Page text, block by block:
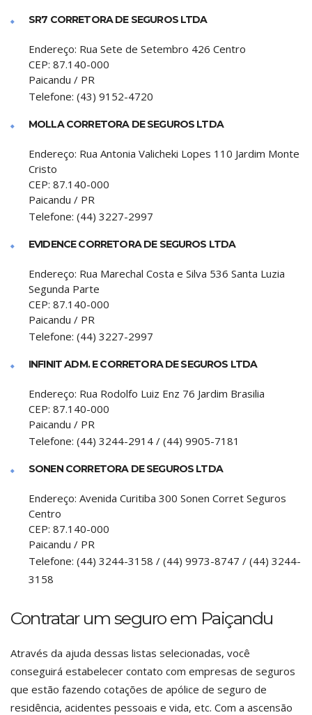
SR7 CORRETORA DE SEGUROS LTDA
Endereço: Rua Sete de Setembro 426 Centro
CEP: 87.140-000
Paicandu / PR
Telefone: (43) 9152-4720
MOLLA CORRETORA DE SEGUROS LTDA
Endereço: Rua Antonia Valicheki Lopes 110 Jardim Monte
Cristo
CEP: 87.140-000
Paicandu / PR
Telefone: (44) 3227-2997
EVIDENCE CORRETORA DE SEGUROS LTDA
Endereço: Rua Marechal Costa e Silva 536 Santa Luzia
Segunda Parte
CEP: 87.140-000
Paicandu / PR
Telefone: (44) 3227-2997
INFINIT ADM. E CORRETORA DE SEGUROS LTDA
Endereço: Rua Rodolfo Luiz Enz 76 Jardim Brasilia
CEP: 87.140-000
Paicandu / PR
Telefone: (44) 3244-2914 / (44) 9905-7181
SONEN CORRETORA DE SEGUROS LTDA
Endereço: Avenida Curitiba 300 Sonen Corret Seguros
Centro
CEP: 87.140-000
Paicandu / PR
Telefone: (44) 3244-3158 / (44) 9973-8747 / (44) 3244-
3158
Contratar um seguro em Paiçandu
Através da ajuda dessas listas selecionadas, você
conseguirá estabelecer contato com empresas de seguros
que estão fazendo cotações de apólice de seguro de
residência, acidentes pessoais e vida, etc. Com a ascensão